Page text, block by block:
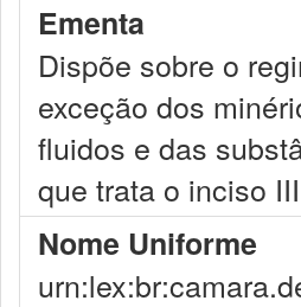
Ementa
Dispõe sobre o
exceção dos
fluidos e das
que trata o inciso
Nome Uniforme